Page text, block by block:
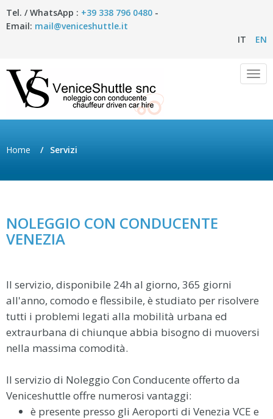
Tel. / WhatsApp : +39 338 796 0480 -
Email: mail@veniceshuttle.it
IT
EN
T
g
o
Home Servizi
NOLEGGIO CON CONDUCENTE
VENEZIA
Il servizio, disponibile 24h al giorno, 365 giorni
all'anno, comodo e flessibile, è studiato per risolvere
tutti i problemi legati alla mobilità urbana ed
extraurbana di chiunque abbia bisogno di muoversi
nella massima comodità.
Il servizio di Noleggio Con Conducente offerto da
Veniceshuttle offre numerosi vantaggi:
è presente presso gli Aeroporti di Venezia VCE e